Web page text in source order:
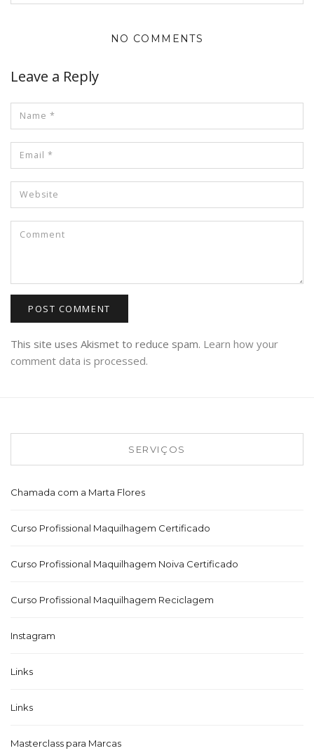
NO COMMENTS
Leave a Reply
This site uses Akismet to reduce spam. Learn how your
comment data is processed.
SERVIÇOS
Chamada com a Marta Flores
Curso Profissional Maquilhagem Certificado
Curso Profissional Maquilhagem Noiva Certificado
Curso Profissional Maquilhagem Reciclagem
Instagram
Links
Links
Masterclass para Marcas